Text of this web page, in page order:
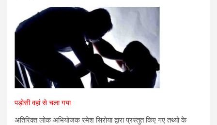
पड़ोसी वहां से चला गया
अतिरिक्त लोक अभियोजक रमेश सिरोया द्वारा प्रस्तुत किए गए तथ्यों के